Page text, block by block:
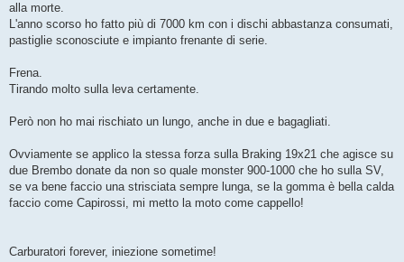
a
g
i
alla morte.
L'anno scorso ho fatto più di 7000 km con i dischi abbastanza consumati,
pastiglie sconosciute e impianto frenante di serie.
Frena.
Tirando molto sulla leva certamente.
Però non ho mai rischiato un lungo, anche in due e bagagliati.
Ovviamente se applico la stessa forza sulla Braking 19x21 che agisce su
due Brembo donate da non so quale monster 900-1000 che ho sulla SV,
se va bene faccio una strisciata sempre lunga, se la gomma è bella calda
faccio come Capirossi, mi metto la moto come cappello!
Carburatori forever, iniezione sometime!